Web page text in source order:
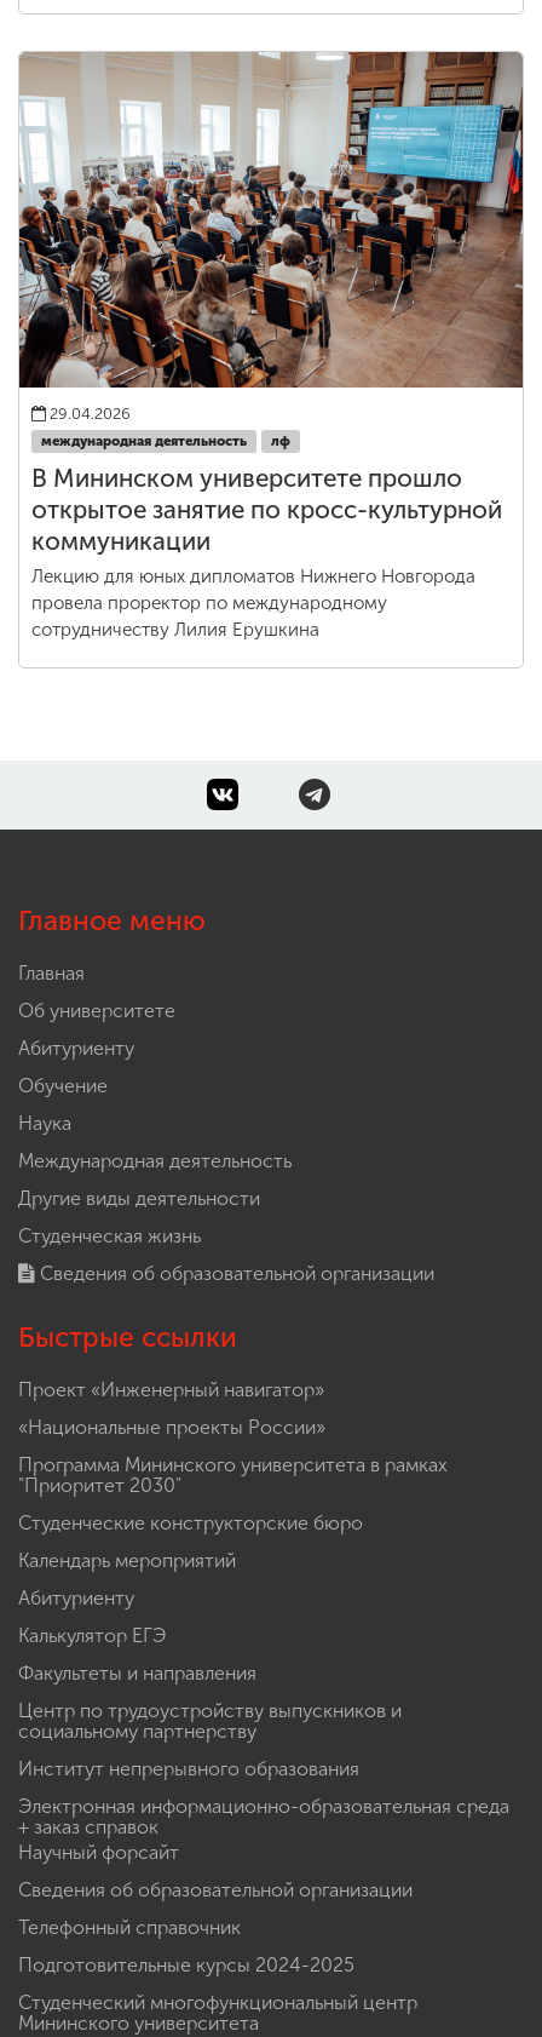
29.04.2026
международная деятельность лф
В Мининском университете прошло
открытое занятие по кросс-культурной
коммуникации
Лекцию для юных дипломатов Нижнего Новгорода
провела проректор по международному
сотрудничеству Лилия Ерушкина
Главное меню
Главная
Об университете
Абитуриенту
Обучение
Наука
Международная деятельность
Другие виды деятельности
Студенческая жизнь
Сведения об образовательной организации
Быстрые ссылки
Проект «Инженерный навигатор»
«Национальные проекты России»
Программа Мининского университета в рамках
"Приоритет 2030"
Студенческие конструкторские бюро
Календарь мероприятий
Абитуриенту
Калькулятор ЕГЭ
Факультеты и направления
Центр по трудоустройству выпускников и
социальному партнерству
Институт непрерывного образования
Электронная информационно-образовательная среда
+ заказ справок
Научный форсайт
Сведения об образовательной организации
Телефонный справочник
Подготовительные курсы 2024-2025
Студенческий многофункциональный центр
Мининского университета